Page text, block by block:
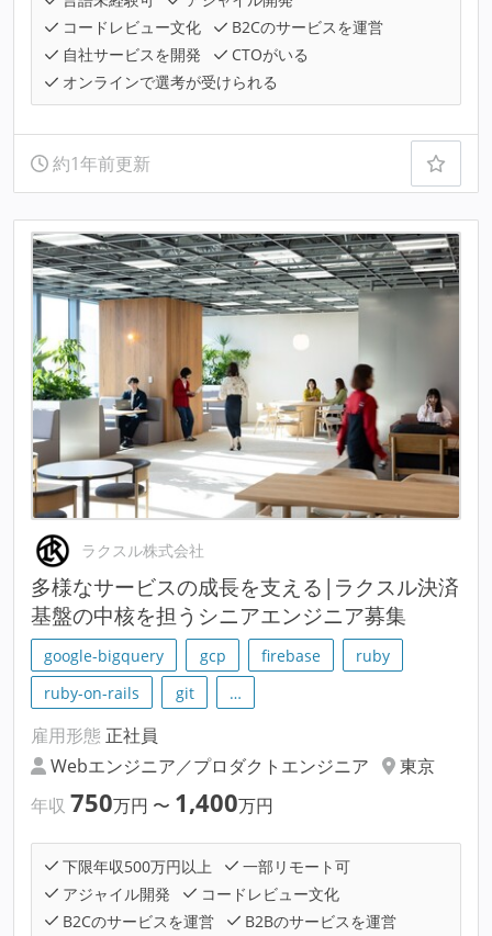
コードレビュー文化
B2Cのサービスを運営
自社サービスを開発
CTOがいる
オンラインで選考が受けられる
約1年前更新
ラクスル株式会社
多様なサービスの成長を支える|ラクスル決済
基盤の中核を担うシニアエンジニア募集
google-bigquery gcp firebase
ruby
ruby-on-rails
git …
雇用形態 正社員
Webエンジニア／プロダクトエンジニア
東京
年収 750万円 〜 1,400万円
下限年収500万円以上
一部リモート可
アジャイル開発
コードレビュー文化
B2Cのサービスを運営
B2Bのサービスを運営